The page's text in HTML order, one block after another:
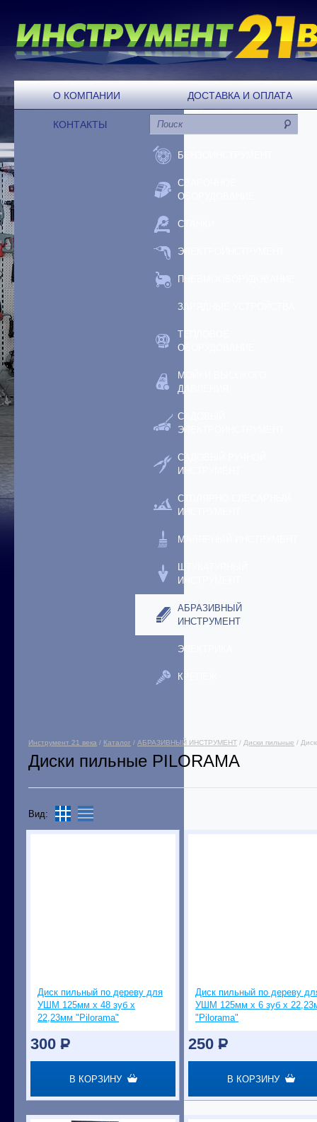
О КОМПАНИИ ДОСТАВКА И ОПЛАТА
КОНТАКТЫ
БЕНЗОИНСТРУМЕНТ
СВАРОЧНОЕ
ОБОРУДОВАНИЕ
СТАНКИ
ЭЛЕКТРОИНСТРУМЕНТ
ПНЕВМООБОРУДОВАНИЕ
ЗАРЯДНЫЕ УСТРОЙСТВА
ТЕПЛОВОЕ
ОБОРУДОВАНИЕ
МОЙКИ ВЫСОКОГО
ДАВЛЕНИЯ
САДОВЫЙ
ЭЛЕКТРОИНСТРУМЕНТ
САДОВЫЙ РУЧНОЙ
ИНСТРУМЕНТ
СТОЛЯРНО-СЛЕСАРНЫЙ
ИНСТРУМЕНТ
МАЛЯРНЫЙ ИНСТРУМЕНТ
ШТУКАТУРНЫЙ
ИНСТРУМЕНТ
АБРАЗИВНЫЙ
ИНСТРУМЕНТ
ЭЛЕКТРИКА
КРЕПЕЖ
Инструмент 21 века / Каталог / АБРАЗИВНЫЙ ИНСТРУМЕНТ / Диски пильные /
Диски пильные PILORAMA
Вид:
Диск пильный по дереву для
УШМ 125мм х 48 зуб х
22,23мм "Pilorama"
300 P
В КОРЗИНУ
Диск пильный по дереву
УШМ 125мм х 6 зуб х
"Pilorama"
250 P
В КОРЗИНУ